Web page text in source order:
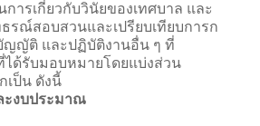
ารเกี่ยวกับวินัยของเทศบาล และ
รณ์สอบสวนและเปรียบเทียบการก
ญญัติ และปฏิบัติงานอื่น ๆ ที่
ได้รับมอบหมายโดยแบ่งส่วน
เป็น ดังนี้
ะงบประมาณ